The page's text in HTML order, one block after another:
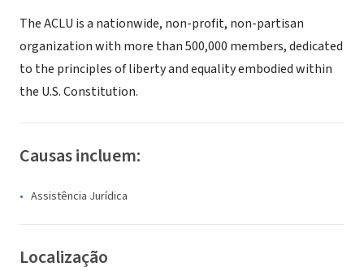
The ACLU is a nationwide, non-profit, non-partisan
organization with more than 500,000 members, dedicated
to the principles of liberty and equality embodied within
the U.S. Constitution.
Causas incluem:
Assistência Jurídica
Localização